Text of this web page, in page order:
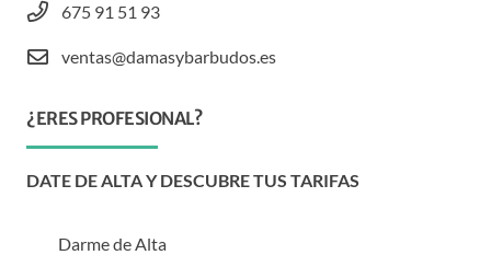
675 91 51 93
ventas@damasybarbudos.es
¿ERES PROFESIONAL?
DATE DE ALTA Y DESCUBRE TUS TARIFAS
Darme de Alta